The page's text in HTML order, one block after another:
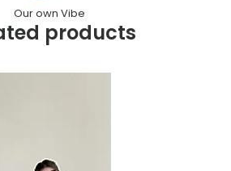
products
Our own Vibe